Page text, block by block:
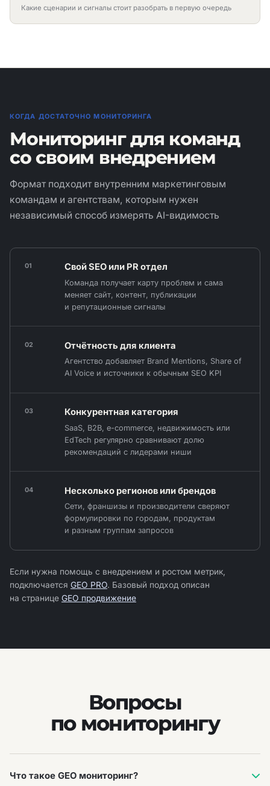
Какие сценарии и сигналы стоит разобрать в первую очередь
КОГДА ДОСТАТОЧНО МОНИТОРИНГА
Мониторинг для команд
со своим внедрением
Формат подходит внутренним маркетинговым
командам и агентствам, которым нужен
независимый способ измерять AI-видимость
01 Свой SEO или PR отдел
Команда получает карту проблем и сама
меняет сайт, контент, публикации
и репутационные сигналы
02 Отчётность для клиента
Агентство добавляет Brand Mentions, Share of
AI Voice и источники к обычным SEO KPI
03 Конкурентная категория
SaaS, B2B, e-commerce, недвижимость или
EdTech регулярно сравнивают долю
рекомендаций с лидерами ниши
04 Несколько регионов или брендов
Сети, франшизы и производители сверяют
формулировки по городам, продуктам
и разным группам запросов
Если нужна помощь с внедрением и ростом метрик,
подключается GEO PRO. Базовый подход описан
на странице GEO продвижение
Вопросы
по мониторингу
Что такое GEO мониторинг?